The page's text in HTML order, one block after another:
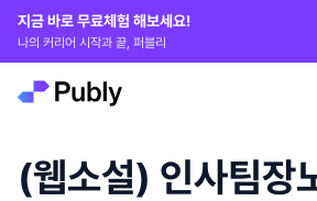
지금 바로 무료체험 해보세요!
나의 커리어 시작과 끝, 퍼블리
(웹소설) 인사팀장